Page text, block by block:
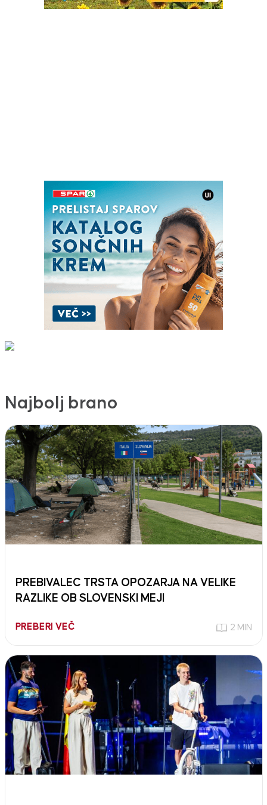
Najbolj brano
PREBIVALEC TRSTA OPOZARJA NA VELIKE
RAZLIKE OB SLOVENSKI MEJI
PREBERI VEČ 2 MIN